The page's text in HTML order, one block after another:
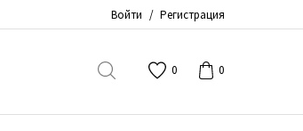
Войти / Регистрация
0 0